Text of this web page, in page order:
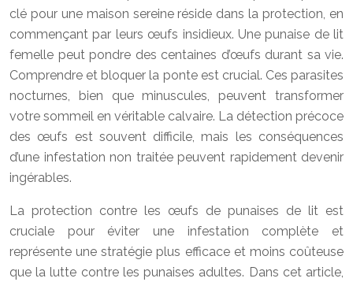
clé pour une maison sereine réside dans la protection, en
commençant par leurs œufs insidieux. Une punaise de lit
femelle peut pondre des centaines d’œufs durant sa vie.
Comprendre et bloquer la ponte est crucial. Ces parasites
nocturnes, bien que minuscules, peuvent transformer
votre sommeil en véritable calvaire. La détection précoce
des œufs est souvent difficile, mais les conséquences
d’une infestation non traitée peuvent rapidement devenir
ingérables.
La protection contre les œufs de punaises de lit est
cruciale pour éviter une infestation complète et
représente une stratégie plus efficace et moins coûteuse
que la lutte contre les punaises adultes. Dans cet article,